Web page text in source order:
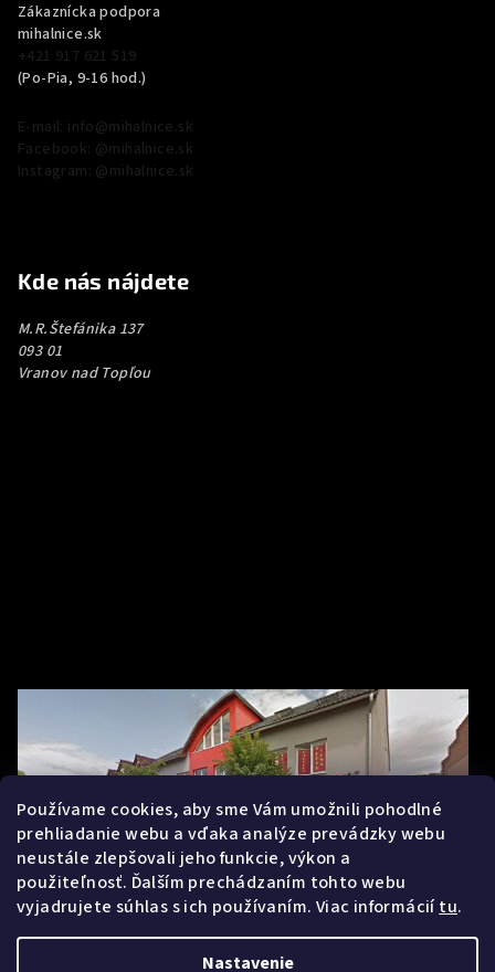
Používame cookies, aby sme Vám umožnili pohodlné
prehliadanie webu a vďaka analýze prevádzky webu
neustále zlepšovali jeho funkcie, výkon a
použiteľnosť. Ďalším prechádzaním tohto webu
vyjadrujete súhlas s ich používaním. Viac informáciítu.
Nastavenie
Zákaznícka podpora
mihalnice.sk
+421 917 621 519
(Po-Pia, 9-16 hod.)
E-mail: info@mihalnice.sk
Facebook: @mihalnice.sk
Instagram: @mihalnice.sk
Kde nás nájdete
M.R.Štefánika 137
093 01
Vranov nad Topľou